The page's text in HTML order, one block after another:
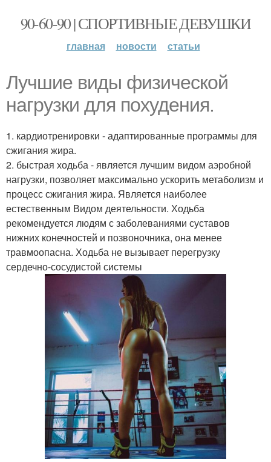
90-60-90 | СПОРТИВНЫЕ ДЕВУШКИ
главная новости статьи
Лучшие виды физической
нагрузки для похудения.
1. кардиотренировки - адаптированные программы для
сжигания жира.
2. быстрая ходьба - является лучшим видом аэробной
нагрузки, позволяет максимально ускорить метаболизм и
процесс сжигания жира. Является наиболее
естественным Видом деятельности. Ходьба
рекомендуется людям с заболеваниями суставов
нижних конечностей и позвоночника, она менее
травмоопасна. Ходьба не вызывает перегрузку
сердечно-сосудистой системы